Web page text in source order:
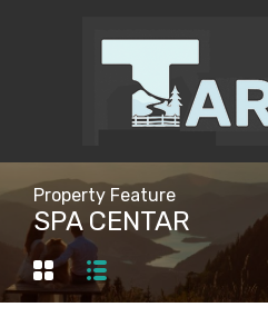
Property Feature
SPA CENTAR